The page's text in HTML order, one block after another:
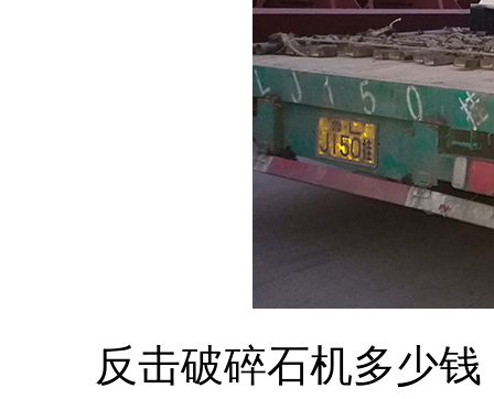
反击破碎石机多少钱